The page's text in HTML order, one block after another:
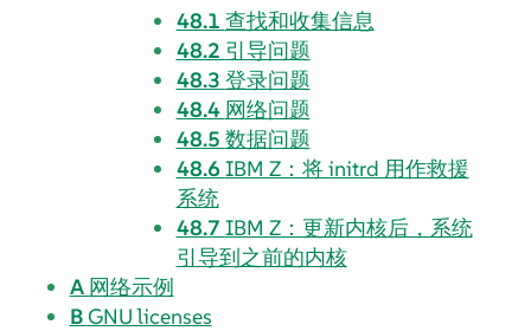
48.1 查找和收集信息
48.2 引导问题
48.3 登录问题
48.4 网络问题
48.5 数据问题
48.6 IBM Z：将 initrd 用作救援
系统
48.7 IBM Z：更新内核后，系统
引导到之前的内核
A 网络示例
BGNU licenses